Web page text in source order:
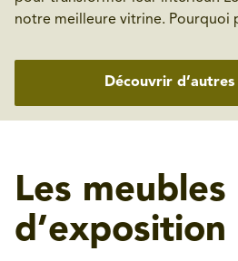
notre meilleure vitrine. Pourquoi
Découvrir
Les meubles
d’exposition